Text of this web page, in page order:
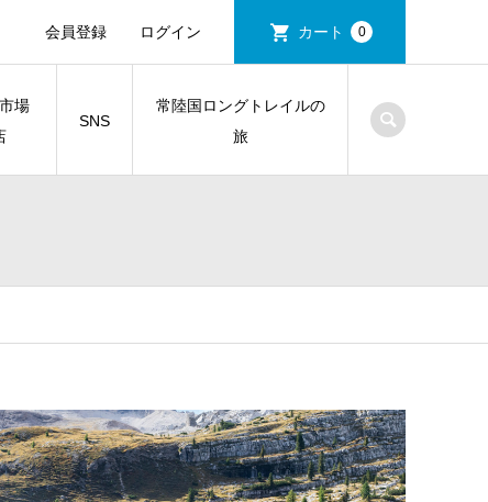
会員登録 ログイン カート 0
場
SNS
常陸国ロングトレイルの
旅